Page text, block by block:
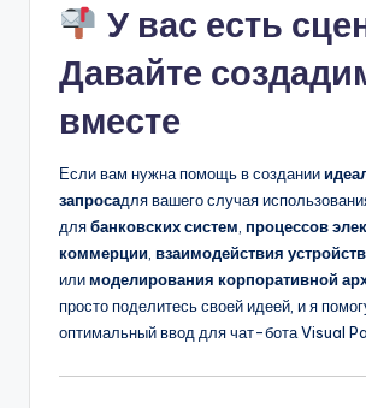
У вас есть
Давайте
вместе
Если вам нужна помощь в создании
запросадля вашего случая
длябанковских систем процессов
коммерции взаимодействия
илимоделирования корпоративной
просто поделитесь своей идеей, и я
оптимальный ввод для чат-бота Visual